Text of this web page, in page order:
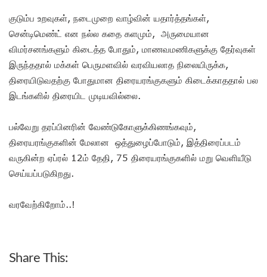
குடும்ப உறவுகள், நடைமுறை வாழ்வின் யதார்த்தங்கள்,
சென்டிமெண்ட் என நல்ல கதை களமும், அருமையான
விமர்சனங்களும் கிடைத்த போதும், மாணவமணிகளுக்கு தேர்வுகள்
இருந்ததால் மக்கள் பெருமளவில் வரவியலாத நிலையிருக்க,
திரையிடுவதற்கு போதுமான திரையரங்குகளும் கிடைக்காததால் பல
இடங்களில் திரையிட முடியவில்லை.
பல்வேறு தரப்பினரின் வேண்டுகோளுக்கிணங்கவும்,
திரையரங்குகளின் மேலான ஒத்துழைப்போடும், இத்திரைப்படம்
வருகின்ற ஏப்ரல் 12ம் தேதி, 75 திரையரங்குகளில் மறு வெளியீடு
செய்யப்படுகிறது.
வரவேற்கிறோம்..!
Share This: